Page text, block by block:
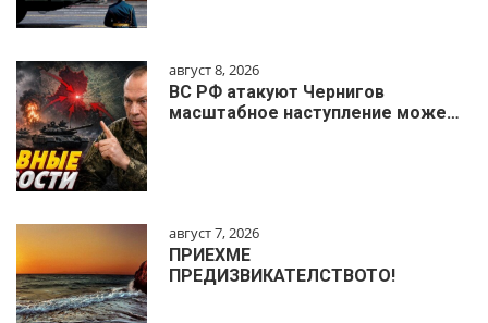
август 8, 2026
ВС РФ атакуют Чернигов
масштабное наступление може…
август 7, 2026
ПРИЕХМЕ
ПРЕДИЗВИКАТЕЛСТВОТО!